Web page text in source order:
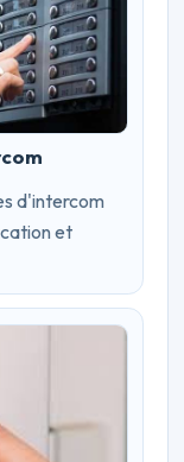
d'intercom
et